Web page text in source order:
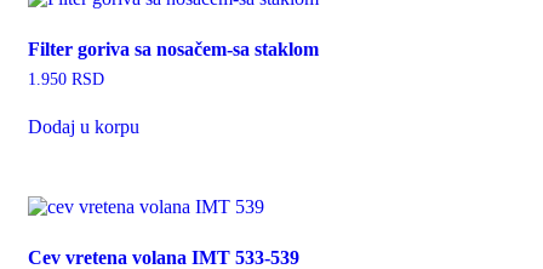
Filter goriva sa nosačem-sa staklom
1.950 RSD
Dodaj u korpu
Cev vretena volana IMT 533-539